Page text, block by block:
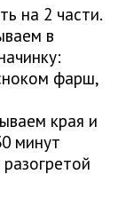
на 2 части.
в
фарш,
края и
минут